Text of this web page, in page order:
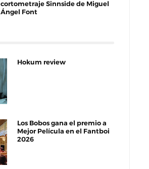
cortometraje Sinnside de Miguel
Ángel Font
Hokum review
Los Bobos gana el premio a
Mejor Película en el Fantboi
2026